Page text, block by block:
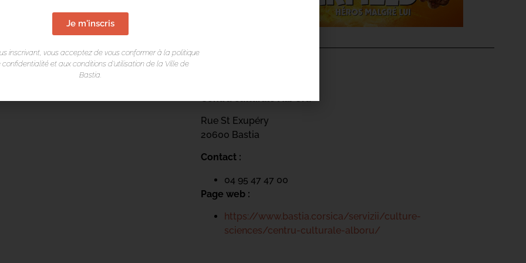
Rue St Exupéry
20600 Bastia
Contact :
04 95 47 47 00
Page web :
https://www.bastia.corsica/servizii/culture-
sciences/centru-culturale-alboru/
Je m'inscris
inscrivant, vous acceptez de vous conformer à la politique
confidentialité et aux conditions d’utilisation de la Ville de
Bastia.